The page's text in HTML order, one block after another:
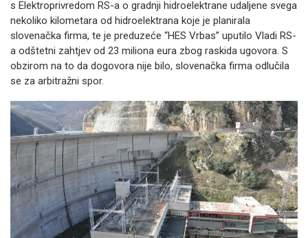
s Elektroprivredom RS-a o gradnji hidroelektrane udaljene svega
nekoliko kilometara od hidroelektrana koje je planirala
slovenačka firma, te je preduzeće “HES Vrbas” uputilo Vladi RS-
a odštetni zahtjev od 23 miliona eura zbog raskida ugovora. S
obzirom na to da dogovora nije bilo, slovenačka firma odlučila
se za arbitražni spor.